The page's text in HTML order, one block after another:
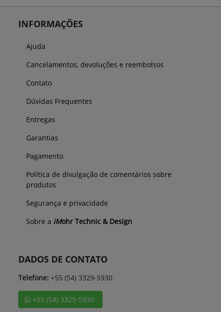
INFORMAÇÕES
Ajuda
Cancelamentos, devoluções e reembolsos
Contato
Dúvidas Frequentes
Entregas
Garantias
Pagamento
Política de divulgação de comentários sobre
produtos
Segurança e privacidade
Sobre a iMohr Technic & Design
DADOS DE CONTATO
Telefone: +55 (54) 3329-5930
+55 (54) 3329-5930